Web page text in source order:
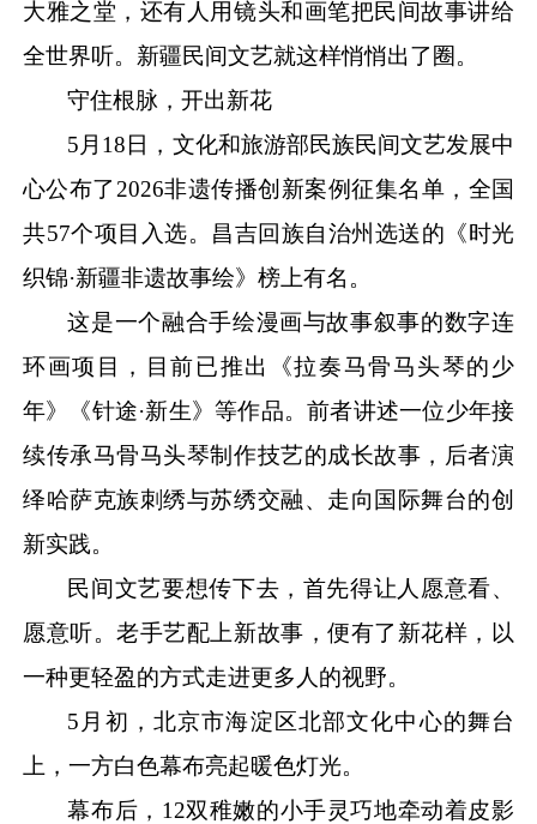
大雅之堂，还有人用镜头和画笔把民间故事讲给
全世界听。新疆民间文艺就这样悄悄出了圈。
守住根脉，开出新花
5月18日，文化和旅游部民族民间文艺发展中
心公布了2026非遗传播创新案例征集名单，全国
共57个项目入选。昌吉回族自治州选送的《时光
织锦·新疆非遗故事绘》榜上有名。
这是一个融合手绘漫画与故事叙事的数字连
环画项目，目前已推出《拉奏马骨马头琴的少
年》《针途·新生》等作品。前者讲述一位少年接
续传承马骨马头琴制作技艺的成长故事，后者演
绎哈萨克族刺绣与苏绣交融、走向国际舞台的创
新实践。
民间文艺要想传下去，首先得让人愿意看、
愿意听。老手艺配上新故事，便有了新花样，以
一种更轻盈的方式走进更多人的视野。
5月初，北京市海淀区北部文化中心的舞台
上，一方白色幕布亮起暖色灯光。
幕布后， 12双稚嫩的小手灵巧地牵动着皮影